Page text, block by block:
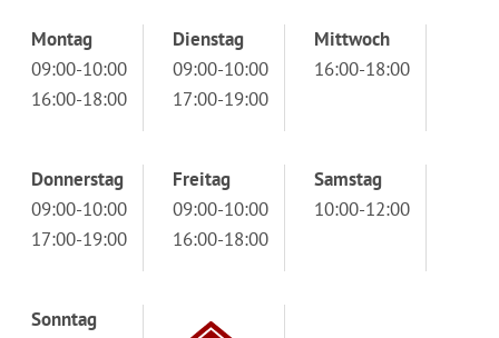
Montag
09:00-10:00
16:00-18:00
Dienstag
09:00-10:00
17:00-19:00
Mittwoch
16:00-18:00
Donnerstag
09:00-10:00
17:00-19:00
Freitag
09:00-10:00
16:00-18:00
Samstag
10:00-12:00
Sonntag